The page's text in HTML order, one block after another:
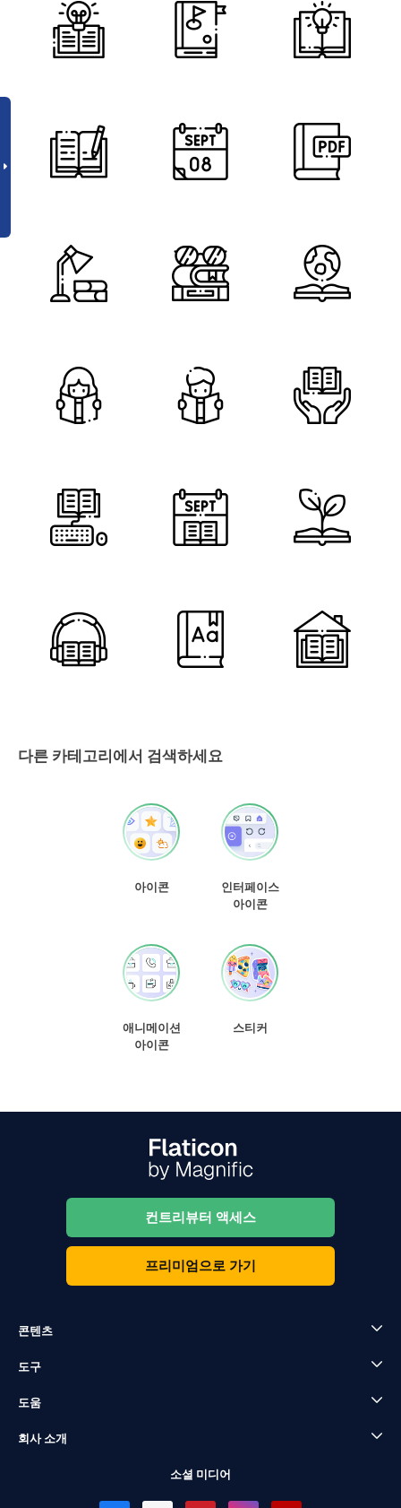
다른 카테고리에서 검색하세요
아이콘
인터페이스
아이콘
애니메이션
아이콘
스티커
컨트리뷰터 액세스
프리미엄으로 가기
콘텐츠
도구
도움
회사 소개
소셜 미디어